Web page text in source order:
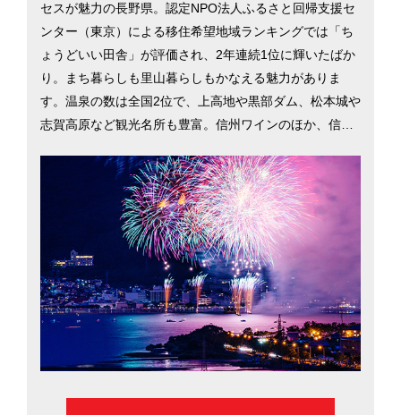
セスが魅力の長野県。認定NPO法人ふるさと回帰支援セ
ンター（東京）による移住希望地域ランキングでは「ち
ょうどいい田舎」が評価され、2年連続1位に輝いたばか
り。まち暮らしも里山暮らしもかなえる魅力がありま
す。温泉の数は全国2位で、上高地や黒部ダム、松本城や
志賀高原など観光名所も豊富。信州ワインのほか、信州
は安心して子どもを産み、育てられるよう多子世帯の保
育料を減免。女性の就業率全国 2位や高齢者就業率は日
本一（2015年）など誰にでも居場所がある県づくりを進
めています。長野市と松本市を中心に、長野県への移住
を検討するのに役立つ情報を掲載しています。北アルプ
スをのぞむ雄大な自然と、大都市圏への好アクセスが魅
力の長野県。認定NPO法人ふるさと回帰支援センター
（東京）による移住希望地域ランキングでは「ちょうど
いい田舎」が評価され、2年連続1位に輝いたばかり。ま